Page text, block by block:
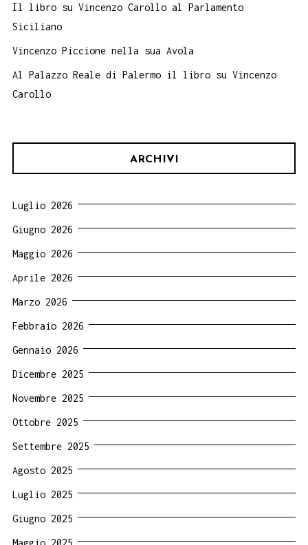
Il libro su Vincenzo Carollo al Parlamento
Siciliano
Vincenzo Piccione nella sua Avola
Al Palazzo Reale di Palermo il libro su Vincenzo
Carollo
ARCHIVI
Luglio 2026
Giugno 2026
Maggio 2026
Aprile 2026
Marzo 2026
Febbraio 2026
Gennaio 2026
Dicembre 2025
Novembre 2025
Ottobre 2025
Settembre 2025
Agosto 2025
Luglio 2025
Giugno 2025
Maggio 2025